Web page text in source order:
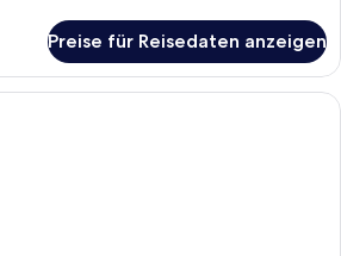
Preise für Reisedaten anzeigen
1 Schlafzimmer, hochwertige